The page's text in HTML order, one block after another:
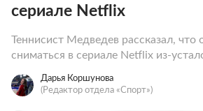
сериале Netflix
Теннисист Медведев рассказал, что
сниматься в сериале Netflix из-
Дарья Коршунова
(Редактор отдела «Спорт»)